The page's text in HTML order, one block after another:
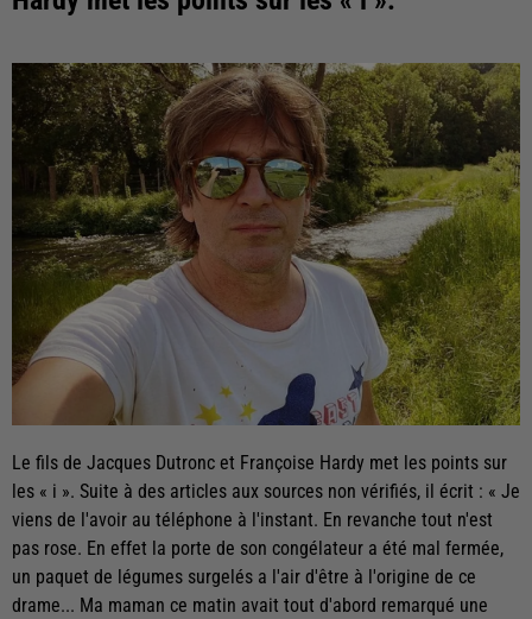
Le fils de Jacques Dutronc et Françoise Hardy met les points sur
les « i ». Suite à des articles aux sources non vérifiés, il écrit : « Je
viens de l'avoir au téléphone à l'instant. En revanche tout n'est
pas rose. En effet la porte de son congélateur a été mal fermée,
un paquet de légumes surgelés a l'air d'être à l'origine de ce
drame... Ma maman ce matin avait tout d'abord remarqué une